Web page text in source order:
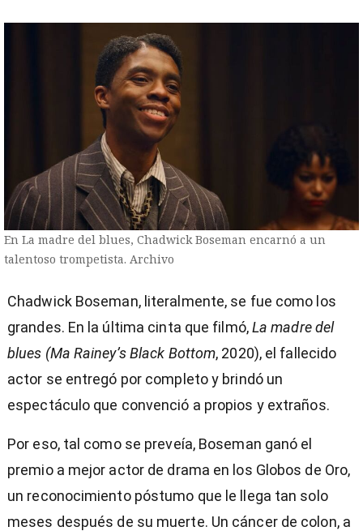
En La madre del blues, Chadwick Boseman encarnó a un
talentoso trompetista. Archivo
Chadwick Boseman, literalmente, se fue como los
grandes. En la última cinta que filmó,La madre del
blues (Ma Rainey’s Black Bottom, 2020), el fallecido
actor se entregó por completo y brindó un
espectáculo que convenció a propios y extraños.
Por eso, tal como se preveía, Boseman ganó el
premio a mejor actor de drama en los Globos de Oro,
un reconocimiento póstumo que le llega tan solo
meses después de su muerte. Un cáncer de colon, a